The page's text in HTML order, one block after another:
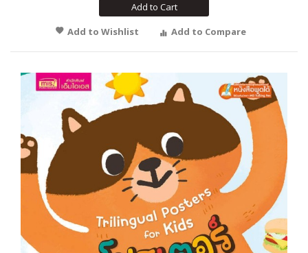
Add to Cart
Add to Wishlist
Add to Compare